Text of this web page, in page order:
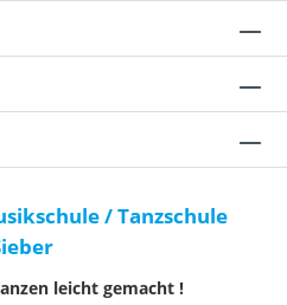
/ Tanzschule
leicht gemacht !